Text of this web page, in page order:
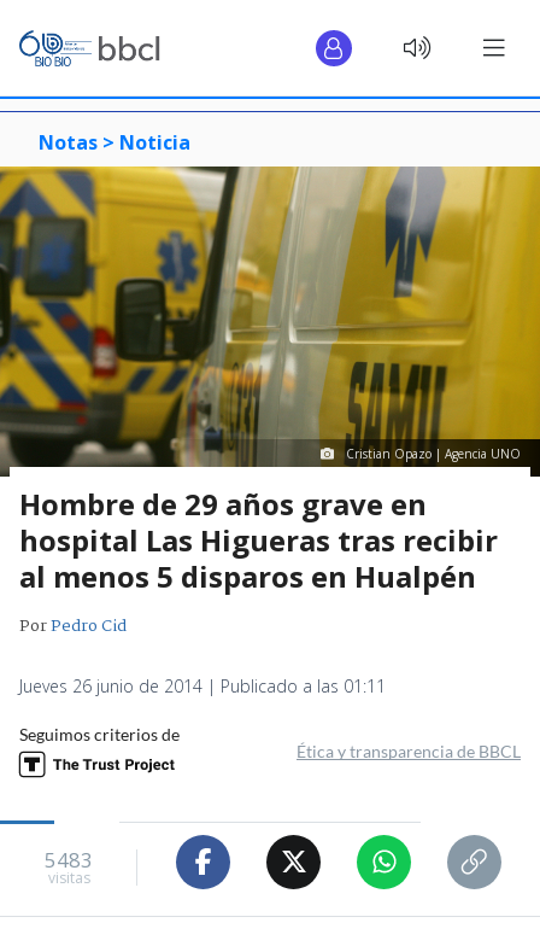
Notas > Noticia
Cristian Opazo | Agencia UNO
Hombre de 29 años grave en
hospital Las Higueras tras recibir
al menos 5 disparos en Hualpén
PorPedro Cid
Jueves 26 junio de 2014 | Publicado a las 01:11
Seguimos criterios de
Ética y transparencia de BBCL
5483
visitas